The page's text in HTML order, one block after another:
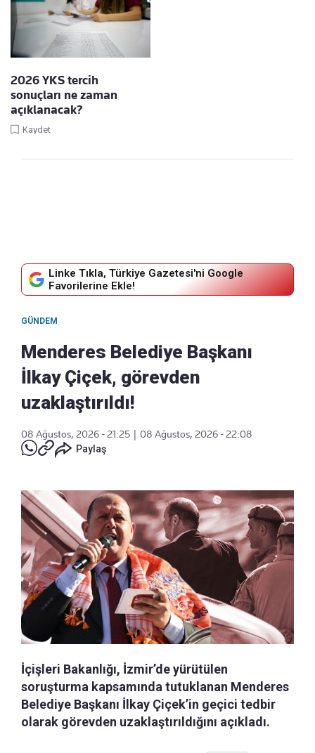
2026 YKS tercih
sonuçları ne zaman
açıklanacak?
Kaydet
Linke Tıkla, Türkiye Gazetesi'ni Google
Favorilerine Ekle!
GÜNDEM
Menderes Belediye Başkanı
İlkay Çiçek, görevden
uzaklaştırıldı!
08 Ağustos, 2026 - 21:25
08 Ağustos, 2026 - 22:08
Paylaş
İçişleri Bakanlığı, İzmir’de yürütülen
soruşturma kapsamında tutuklanan Menderes
Belediye Başkanı İlkay Çiçek’in geçici tedbir
olarak görevden uzaklaştırıldığını açıkladı.